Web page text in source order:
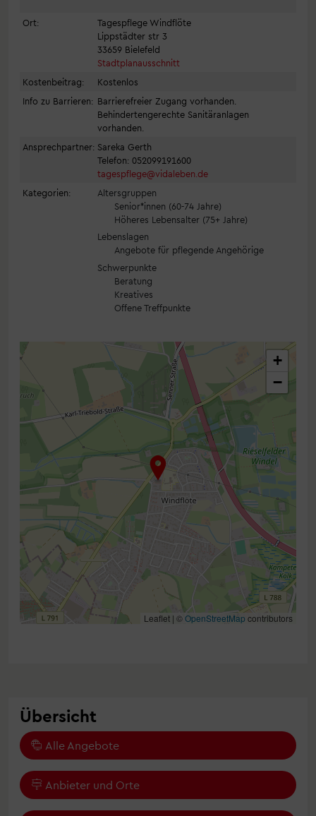
Ort:
Tagespflege Windflöte
Lippstädter str 3
33659 Bielefeld
Stadtplanausschnitt
Kostenbeitrag:
Kostenlos
Info zu Barrieren: Barrierefreier Zugang vorhanden.
Behindertengerechte Sanitäranlagen
vorhanden.
Ansprechpartner: Sareka Gerth
Telefon: 052099191600
tagespflege@vidaleben.de
Kategorien:
Altersgruppen
Senior*innen (60-74 Jahre)
Höheres Lebensalter (75+ Jahre)
Lebenslagen
Angebote für pflegende Angehörige
Schwerpunkte
Beratung
Kreatives
Offene Treffpunkte
+
−
Leaflet | ©OpenStreetMap contributors
Übersicht
Alle Angebote
Anbieter und Orte